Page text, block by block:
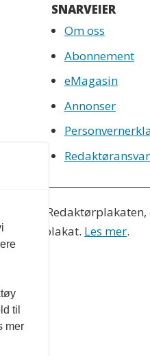
SNARVEIER
Om oss
Abonnement
eMagasin
Annonser
Redaktøransvar
etter
plakat. Les mer.
til
mer